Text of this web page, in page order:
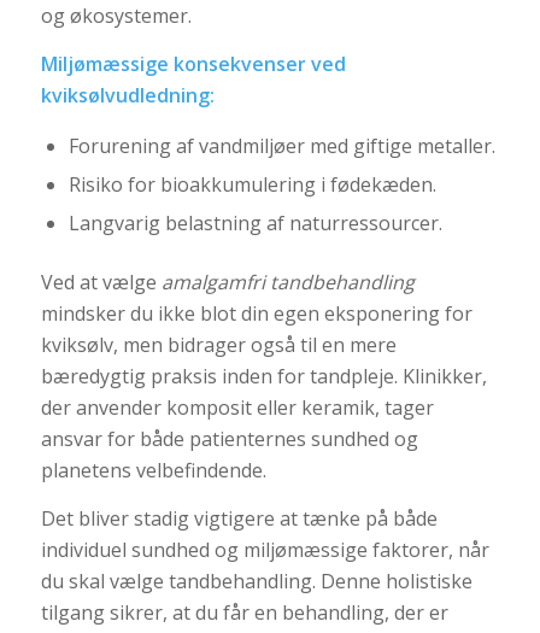
og økosystemer.
Miljømæssige konsekvenser ved
kviksølvudledning:
Forurening af vandmiljøer med giftige metaller.
Risiko for bioakkumulering i fødekæden.
Langvarig belastning af naturressourcer.
Ved at vælge amalgamfri tandbehandling
mindsker du ikke blot din egen eksponering for
kviksølv, men bidrager også til en mere
bæredygtig praksis inden for tandpleje. Klinikker,
der anvender komposit eller keramik, tager
ansvar for både patienternes sundhed og
planetens velbefindende.
Det bliver stadig vigtigere at tænke på både
individuel sundhed og miljømæssige faktorer, når
du skal vælge tandbehandling. Denne holistiske
tilgang sikrer, at du får en behandling, der er